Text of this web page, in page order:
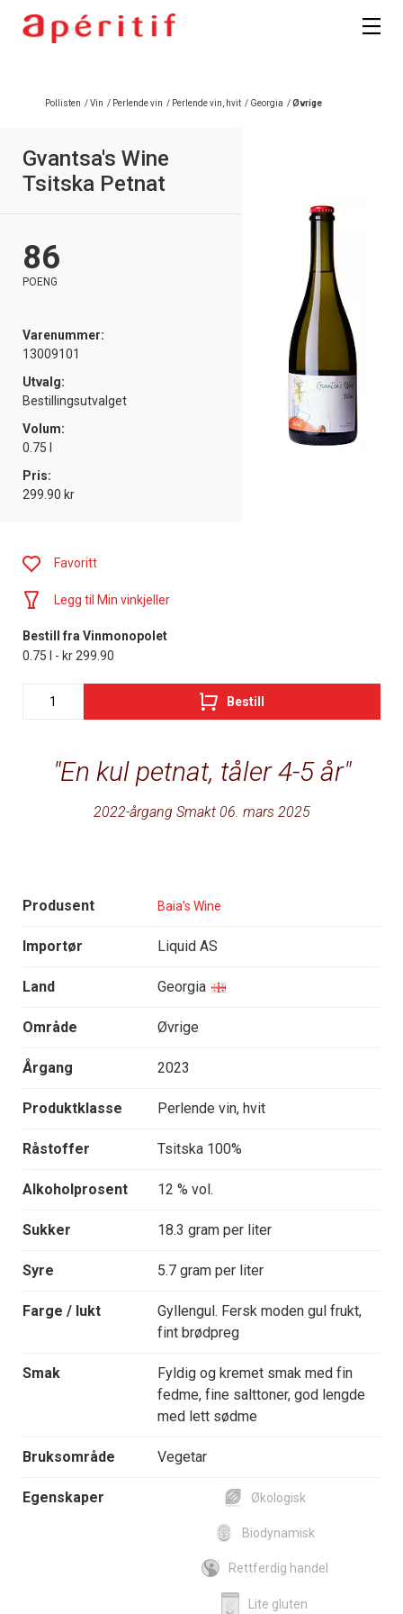
Pollisten /Vin / Perlende vin / Perlende vin, hvit / Georgia /Øvrige
Gvantsa's Wine
Tsitska Petnat
86
POENG
Varenummer:
13009101
Utvalg:
Bestillingsutvalget
Volum:
0.75 l
Pris:
299.90 kr
En kul petnat, tåler 4-5 år
2022-årgang Smakt 06. mars 2025
Produsent Baia's Wine
Importør Liquid AS
Land Georgia
Område Øvrige
Årgang 2023
Produktklasse Perlende vin, hvit
Råstoffer Tsitska 100%
Alkoholprosent 12 % vol.
Sukker 18.3 gram per liter
Syre 5.7 gram per liter
Farge / lukt
Gyllengul. Fersk moden gul frukt,
fint brødpreg
Smak
Fyldig og kremet smak med fin
fedme, fine salttoner, god lengde
med lett sødme
Bruksområde Vegetar
Egenskaper Økologisk
Biodynamisk
Rettferdig handel
Lite gluten
Favoritt
Legg til Min vinkjeller
Bestill fra Vinmonopolet
0.75 l - kr 299.90
Bestill